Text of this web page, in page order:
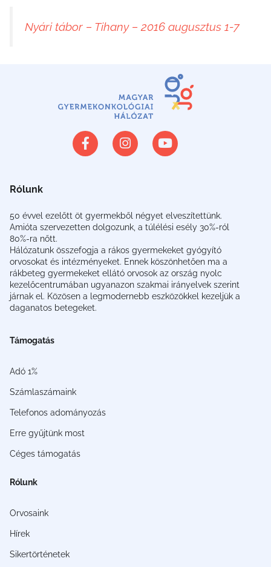
Nyári tábor – Tihany – 2016 augusztus 1-7
Rólunk
50 évvel ezelőtt öt gyermekből négyet elveszítettünk.
Amióta szervezetten dolgozunk, a túlélési esély 30%-ról
80%-ra nőtt.
Hálózatunk összefogja a rákos gyermekeket gyógyító
orvosokat és intézményeket. Ennek köszönhetően ma a
rákbeteg gyermekeket ellátó orvosok az ország nyolc
kezelőcentrumában ugyanazon szakmai irányelvek szerint
járnak el. Közösen a legmodernebb eszközökkel kezeljük a
daganatos betegeket.
Támogatás
Adó 1%
Számlaszámaink
Telefonos adományozás
Erre gyűjtünk most
Céges támogatás
Rólunk
Orvosaink
Hírek
Sikertörténetek